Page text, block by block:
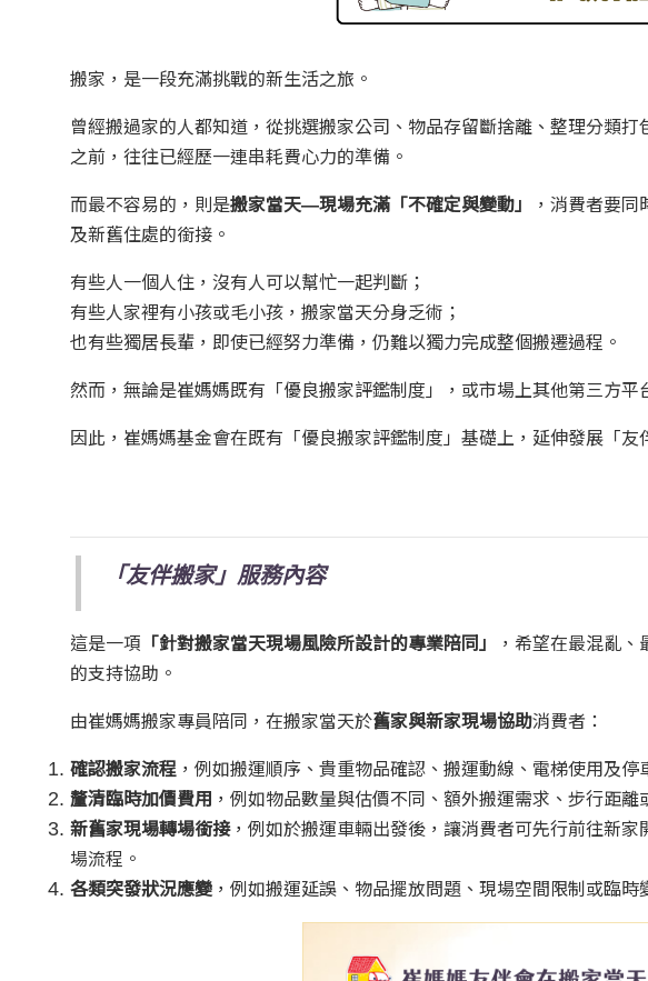
搬家，是一段充滿挑戰的新生活之旅。
曾經搬過家的人都知道，從挑選搬家公司、物品存留斷捨離、整理分類
之前，往往已經歷一連串耗費心力的準備。
而最不容易的，則是搬家當天—現場充滿「不確定與變動」
，消費者要
及新舊住處的銜接。
有些人一個人住，沒有人可以幫忙一起判斷；
有些人家裡有小孩或毛小孩，搬家當天分身乏術；
也有些獨居長輩，即使已經努力準備，仍難以獨力完成整個搬遷過程。
然而，無論是崔媽媽既有「優良搬家評鑑制度」，或市場上其他第三方平
因此，崔媽媽基金會在既有「優良搬家評鑑制度」基礎上，延伸發展「友
「友伴搬家」服務內容
這是一項 「針對搬家當天現場風險所設計的專業陪同」
，希望在最混亂
的支持協助。
由崔媽媽搬家專員陪同，在搬家當天於舊家與新家現場協助消費者：
確認搬家流程 ，例如搬運順序、貴重物品確認、搬運動線、電梯使用及
釐清臨時加價費用 ，例如物品數量與估價不同、額外搬運需求、步行距離
新舊家現場轉場銜接，例如於搬運車輛出發後，讓消費者可先行前往新
場流程。
各類突發狀況應變 ，例如搬運延誤、物品擺放問題、現場空間限制或臨時